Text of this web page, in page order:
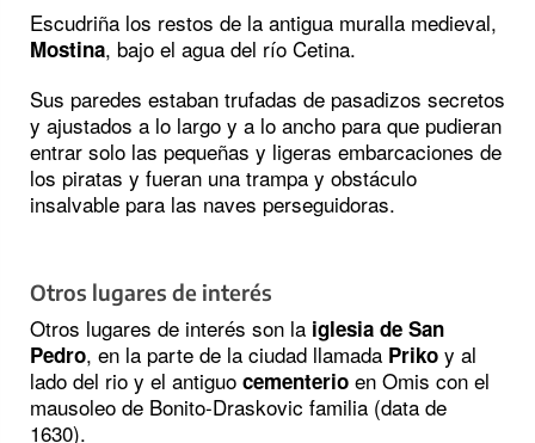
Escudriña los restos de la antigua muralla medieval,
Mostina, bajo el agua del río Cetina.
Sus paredes estaban trufadas de pasadizos secretos
y ajustados a lo largo y a lo ancho para que pudieran
entrar solo las pequeñas y ligeras embarcaciones de
los piratas y fueran una trampa y obstáculo
insalvable para las naves perseguidoras.
Otros lugares de interés
Otros lugares de interés son la iglesia de San
Pedro, en la parte de la ciudad llamada Priko y al
lado del rio y el antiguo cementerio en Omis con el
mausoleo de Bonito-Draskovic familia (data de
1630).